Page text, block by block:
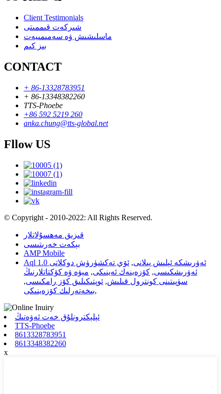
Client Testimonials
شىركەت قىممىتى
ماسلىشىش ۋە سەمىمىيەت
بىز كىم
CONTACT
+ 86-13328783951
+ 86-13348382260
TTS-Phoebe
+86 592 5219 260
anka.chung@tts-global.net
Fllow US
© Copyright - 2010-2022: All Rights Reserved.
قىزىق مەھسۇلاتلار
بېكەت خەرىتىسى
AMP Mobile
Aql 1.0 ئەۋرىشكە ئېلىش پىلانى, ئۆي تەكشۈرۈش دوكلاتى
ئەۋرىشكىسى, كۆزەينەك ئەينىكى, مېۋە ۋە كۆكتاتلارنىڭ
سۈپىتىنى كونترول قىلىش, ئوپتىكىلىق كۆز رامكىسى,
بىخەتەرلىك كۆزەينىكى,
ئېلېكترونلۇق خەت ئەۋەتىڭ
TTS-Phoebe
8613328783951
8613348382260
x